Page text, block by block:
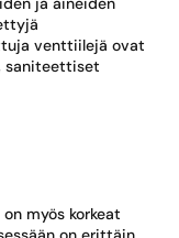
venttiilejä ovat
saniteettiset
myös korkeat